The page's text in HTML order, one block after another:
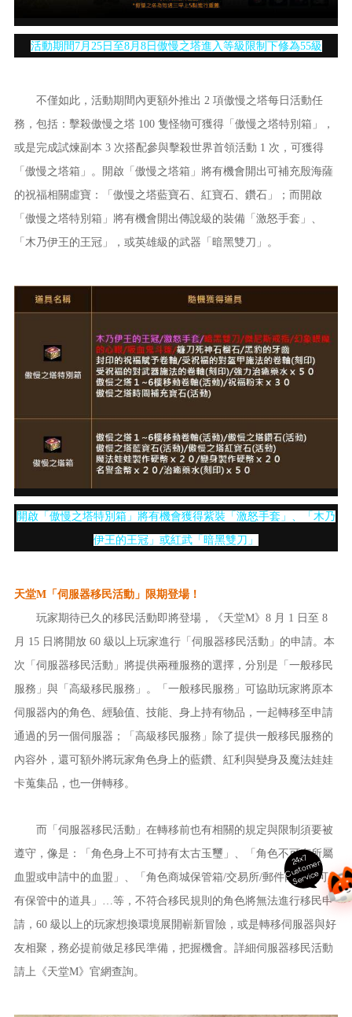
活動期間7月25日至8月8日傲慢之塔進入等級限制下修為55級
不僅如此，活動期間內更額外推出 2 項傲慢之塔每日活動任
務，包括：擊殺傲慢之塔 100 隻怪物可獲得「傲慢之塔特別箱」，
或是完成試煉副本 3 次搭配參與擊殺世界首領活動 1 次，可獲得
「傲慢之塔箱」。開啟「傲慢之塔箱」將有機會開出可補充殷海薩
的祝福相關虛寶：「傲慢之塔藍寶石、紅寶石、鑽石」；而開啟
「傲慢之塔特別箱」將有機會開出傳說級的裝備「激怒手套」、
「木乃伊王的王冠」，或英雄級的武器「暗黑雙刀」。
開啟「傲慢之塔特別箱」將有機會獲得紫裝「激怒手套」、「木乃
伊王的王冠」或紅武「暗黑雙刀」
天堂M「伺服器移民活動」限期登場！
玩家期待已久的移民活動即將登場，《天堂M》8 月 1 日至 8
月 15 日將開放 60 級以上玩家進行「伺服器移民活動」的申請。本
次「伺服器移民活動」將提供兩種服務的選擇，分別是「一般移民
服務」與「高級移民服務」。「一般移民服務」可協助玩家將原本
伺服器內的角色、經驗值、技能、身上持有物品，一起轉移至申請
通過的另一個伺服器；「高級移民服務」除了提供一般移民服務的
內容外，還可額外將玩家角色身上的藍鑽、紅利與變身及魔法娃娃
卡蒐集品，也一併轉移。
而「伺服器移民活動」在轉移前也有相關的規定與限制須要被
遵守，像是：「角色身上不可持有太古玉璽」、「角色不可有所屬
血盟或申請中的血盟」、「角色商城保管箱/交易所/郵件內皆不可
有保管中的道具」…等，不符合移民規則的角色將無法進行移民申
請，60 級以上的玩家想換環境展開嶄新冒險，或是轉移伺服器與好
友相聚，務必提前做足移民準備，把握機會。詳細伺服器移民活動
請上《天堂M》官網查詢。
24x7
C
ust
o
m
er
S
ervi
c
e